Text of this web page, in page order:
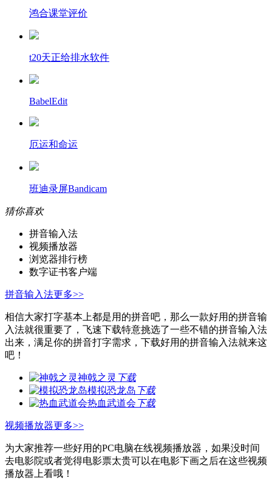
鸿合课堂评价
t20天正给排水软件
BabelEdit
厄运和命运
班迪录屏Bandicam
猜你喜欢
拼音输入法
视频播放器
浏览器排行榜
数字证书客户端
拼音输入法更多>>
相信大家打字基本上都是用的拼音吧，那么一款好用的拼音输
入法就很重要了，飞速下载特意挑选了一些不错的拼音输入法
出来，满足你的拼音打字需求，下载好用的拼音输入法就来这
吧！
神戟之灵 下载
模拟恐龙岛 下载
热血武道会 下载
视频播放器更多>>
为大家推荐一些好用的PC电脑在线视频播放器，如果没时间
去电影院或者觉得电影票太贵可以在电影下画之后在这些视频
播放器上看哦！